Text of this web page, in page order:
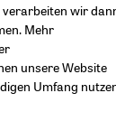
عربي
verarbeiten wir
Mehr
unsere Website
Umfang